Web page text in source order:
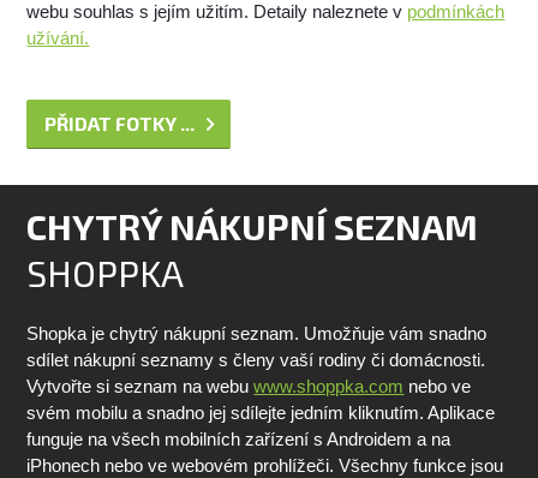
webu souhlas s jejím užitím. Detaily naleznete v podmínkách
užívání.
PŘIDAT FOTKY ...
CHYTRÝ NÁKUPNÍ SEZNAM
SHOPPKA
Shopka je chytrý nákupní seznam. Umožňuje vám snadno
sdílet nákupní seznamy s členy vaší rodiny či domácnosti.
Vytvořte si seznam na webuwww.shoppka.com nebo ve
svém mobilu a snadno jej sdílejte jedním kliknutím. Aplikace
funguje na všech mobilních zařízení s Androidem a na
iPhonech nebo ve webovém prohlížeči. Všechny funkce jsou